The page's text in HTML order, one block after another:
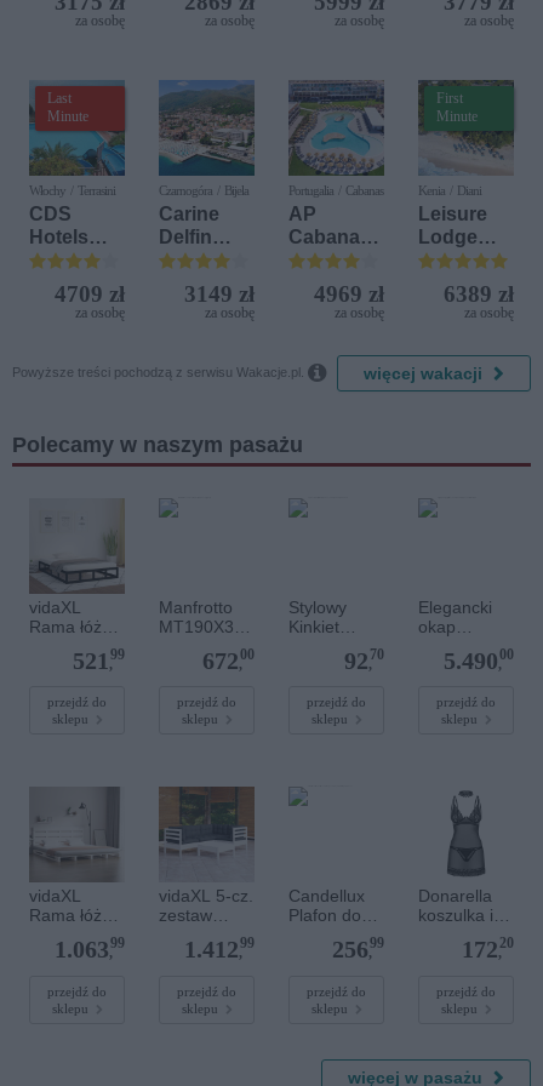
za osobę za osobę za osobę za osobę
Last
Minute
Włochy / Terrasini
CDS
Hotels
Terrasini
(ex. Citta
del Mare)
4709 zł
za osobę
Czarnogóra / Bijela
Carine
Delfin
Bijela (ex.
Iberostar
Bijela
3149 zł
za osobę
Portugalia / Cabanas
AP
Cabanas
Beach &
Nature
4969 zł
za osobę
First
Minute
Kenia / Diani
Leisure
Lodge
Beach &
Golf
Resort by
6389 zł
za osobę
Powyższe treści pochodzą z serwisu Wakacje.pl.  więcej wakacji
Polecamy w naszym pasażu
vidaXL
Rama łóżka,
czarna, 160
x 200 cm,
521 ,
99
przejdź do
sklepu
Manfrotto
MT190X3,
3-sekcyjny,
aluminiowy,
672,
00
przejdź do
sklepu
Stylowy
Kinkiet
AMARILLO
ZŁOTO
92,
70
przejdź do
sklepu
Elegancki
okap
przyścienny
GLOBALO
39.3
Matowe
5.490,
00
przejdź do
sklepu
vidaXL
Rama łóżka
materaca,
140x200
cm, lite
1.063,
99
przejdź do
sklepu
vidaXL 5-cz.
zestaw
wypoczynko
wy do
poduszkami
, biały
1.412,
99
przejdź do
sklepu
Candellux
Plafon do
salonu LED
1-punktowy
98-66312
256,
99
przejdź do
sklepu
Donarella
koszulka i
172,
20
przejdź do
sklepu
więcej w pasażu